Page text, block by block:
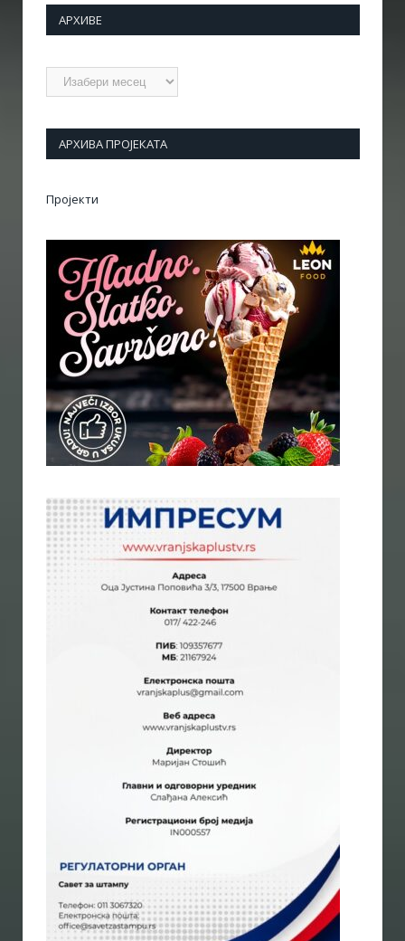
АРХИВЕ
Архиве
АРХИВА ПРОЈЕКАТА
Пројекти